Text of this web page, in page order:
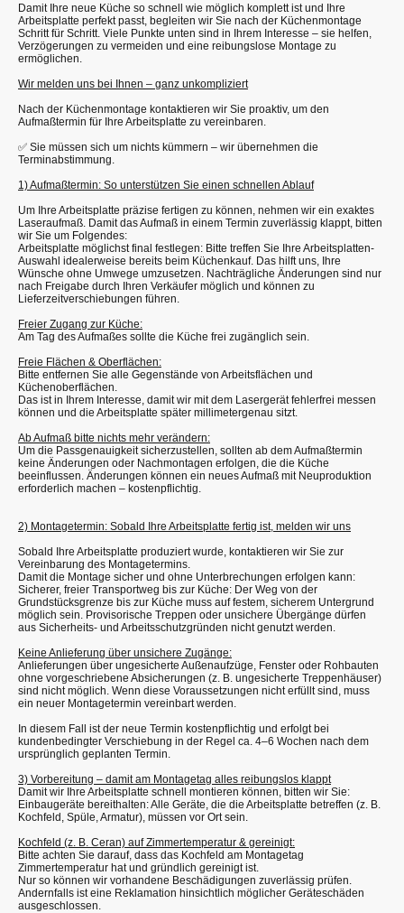
Damit Ihre neue Küche so schnell wie möglich komplett ist und Ihre
Arbeitsplatte perfekt passt, begleiten wir Sie nach der Küchenmontage
Schritt für Schritt. Viele Punkte unten sind in Ihrem Interesse – sie helfen,
Verzögerungen zu vermeiden und eine reibungslose Montage zu
ermöglichen.
Wir melden uns bei Ihnen – ganz unkompliziert
Nach der Küchenmontage kontaktieren wir Sie proaktiv, um den
Aufmaßtermin für Ihre Arbeitsplatte zu vereinbaren.
✅ Sie müssen sich um nichts kümmern – wir übernehmen die
Terminabstimmung.
1) Aufmaßtermin: So unterstützen Sie einen schnellen Ablauf
Um Ihre Arbeitsplatte präzise fertigen zu können, nehmen wir ein exaktes
Laseraufmaß. Damit das Aufmaß in einem Termin zuverlässig klappt, bitten
wir Sie um Folgendes:
Arbeitsplatte möglichst final festlegen: Bitte treffen Sie Ihre Arbeitsplatten-
Auswahl idealerweise bereits beim Küchenkauf. Das hilft uns, Ihre
Wünsche ohne Umwege umzusetzen. Nachträgliche Änderungen sind nur
nach Freigabe durch Ihren Verkäufer möglich und können zu
Lieferzeitverschiebungen führen.
Freier Zugang zur Küche:
Am Tag des Aufmaßes sollte die Küche frei zugänglich sein.
Freie Flächen & Oberflächen:
Bitte entfernen Sie alle Gegenstände von Arbeitsflächen und
Küchenoberflächen.
Das ist in Ihrem Interesse, damit wir mit dem Lasergerät fehlerfrei messen
können und die Arbeitsplatte später millimetergenau sitzt.
Ab Aufmaß bitte nichts mehr verändern:
Um die Passgenauigkeit sicherzustellen, sollten ab dem Aufmaßtermin
keine Änderungen oder Nachmontagen erfolgen, die die Küche
beeinflussen. Änderungen können ein neues Aufmaß mit Neuproduktion
erforderlich machen – kostenpflichtig.
2) Montagetermin: Sobald Ihre Arbeitsplatte fertig ist, melden wir uns
Sobald Ihre Arbeitsplatte produziert wurde, kontaktieren wir Sie zur
Vereinbarung des Montagetermins.
Damit die Montage sicher und ohne Unterbrechungen erfolgen kann:
Sicherer, freier Transportweg bis zur Küche: Der Weg von der
Grundstücksgrenze bis zur Küche muss auf festem, sicherem Untergrund
möglich sein. Provisorische Treppen oder unsichere Übergänge dürfen
aus Sicherheits- und Arbeitsschutzgründen nicht genutzt werden.
Keine Anlieferung über unsichere Zugänge:
Anlieferungen über ungesicherte Außenaufzüge, Fenster oder Rohbauten
ohne vorgeschriebene Absicherungen (z. B. ungesicherte Treppenhäuser)
sind nicht möglich. Wenn diese Voraussetzungen nicht erfüllt sind, muss
ein neuer Montagetermin vereinbart werden.
In diesem Fall ist der neue Termin kostenpflichtig und erfolgt bei
kundenbedingter Verschiebung in der Regel ca. 4–6 Wochen nach dem
ursprünglich geplanten Termin.
3) Vorbereitung – damit am Montagetag alles reibungslos klappt
Damit wir Ihre Arbeitsplatte schnell montieren können, bitten wir Sie:
Einbaugeräte bereithalten: Alle Geräte, die die Arbeitsplatte betreffen (z. B.
Kochfeld, Spüle, Armatur), müssen vor Ort sein.
Kochfeld (z. B. Ceran) auf Zimmertemperatur & gereinigt:
Bitte achten Sie darauf, dass das Kochfeld am Montagetag
Zimmertemperatur hat und gründlich gereinigt ist.
Nur so können wir vorhandene Beschädigungen zuverlässig prüfen.
Andernfalls ist eine Reklamation hinsichtlich möglicher Geräteschäden
ausgeschlossen.